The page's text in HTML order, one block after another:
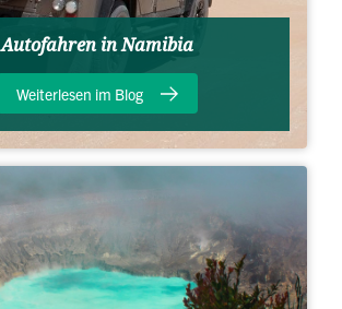
Autofahren in Namibia
Weiterlesen im Blog